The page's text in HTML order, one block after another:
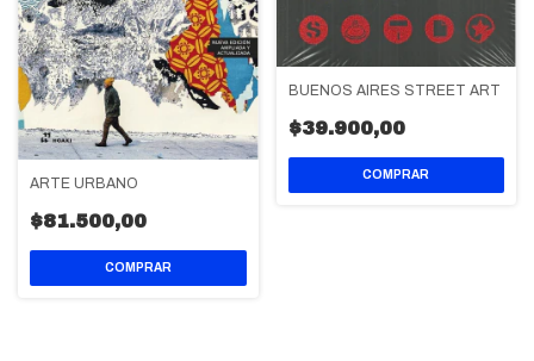
ARTE URBANO
$81.500,00
BUENOS AIRES STREET ART
$39.900,00